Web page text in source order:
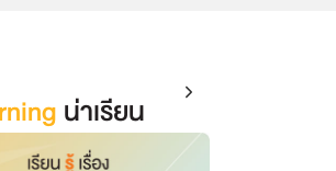
น่าเรียน